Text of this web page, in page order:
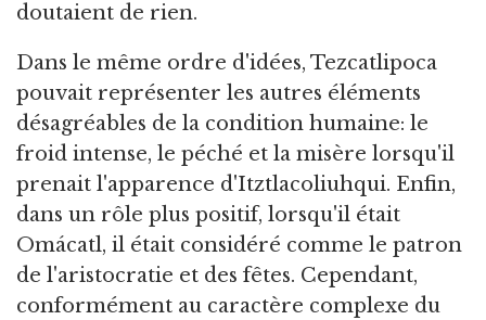
doutaient de rien.
Dans le même ordre d'idées, Tezcatlipoca
pouvait représenter les autres éléments
désagréables de la condition humaine: le
froid intense, le péché et la misère lorsqu'il
prenait l'apparence d'Itztlacoliuhqui. Enfin,
dans un rôle plus positif, lorsqu'il était
Omácatl, il était considéré comme le patron
de l'aristocratie et des fêtes. Cependant,
conformément au caractère complexe du